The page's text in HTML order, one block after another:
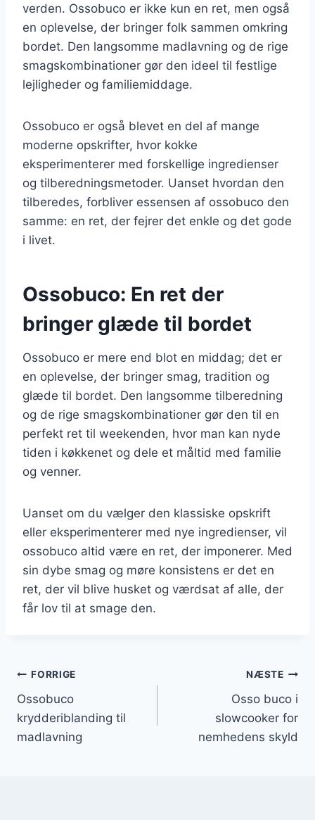
verden. Ossobuco er ikke kun en ret, men også
en oplevelse, der bringer folk sammen omkring
bordet. Den langsomme madlavning og de rige
smagskombinationer gør den ideel til festlige
lejligheder og familiemiddage.
Ossobuco er også blevet en del af mange
moderne opskrifter, hvor kokke
eksperimenterer med forskellige ingredienser
og tilberedningsmetoder. Uanset hvordan den
tilberedes, forbliver essensen af ossobuco den
samme: en ret, der fejrer det enkle og det gode
i livet.
Ossobuco: En ret der
bringer glæde til bordet
Ossobuco er mere end blot en middag; det er
en oplevelse, der bringer smag, tradition og
glæde til bordet. Den langsomme tilberedning
og de rige smagskombinationer gør den til en
perfekt ret til weekenden, hvor man kan nyde
tiden i køkkenet og dele et måltid med familie
og venner.
Uanset om du vælger den klassiske opskrift
eller eksperimenterer med nye ingredienser, vil
ossobuco altid være en ret, der imponerer. Med
sin dybe smag og møre konsistens er det en
ret, der vil blive husket og værdsat af alle, der
får lov til at smage den.
Indlægsnavigation
FORRIGE
Ossobuco
krydderiblanding til
madlavning
NÆSTE
Osso buco i
slowcooker for
nemhedens skyld